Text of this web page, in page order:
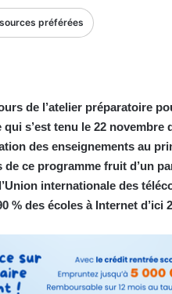
préférées
de l’atelier préparatoire
qui s’est tenu le 22
des enseignements au
de ce programme fruit d’un
internationale des
% des écoles à Internet d’ici